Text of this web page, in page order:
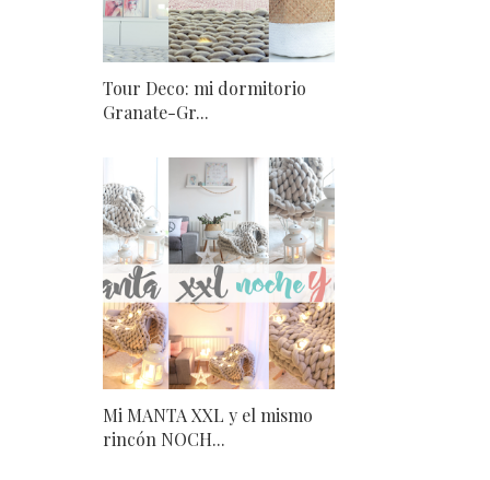
Tour Deco: mi dormitorio
Granate-Gr...
Mi MANTA XXL y el mismo
rincón NOCH...